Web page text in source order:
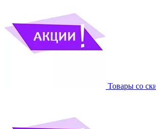
Товары со